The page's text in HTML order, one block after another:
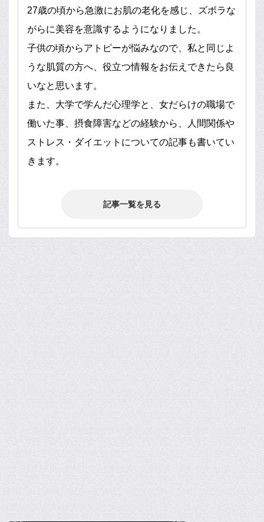
27歳の頃から急激にお肌の老化を感じ、ズボラな
がらに美容を意識するようになりました。
子供の頃からアトピーが悩みなので、私と同じよ
うな肌質の方へ、役立つ情報をお伝えできたら良
いなと思います。
また、大学で学んだ心理学と、女だらけの職場で
働いた事、摂食障害などの経験から、人間関係や
ストレス・ダイエットについての記事も書いてい
きます。
記事一覧を見る